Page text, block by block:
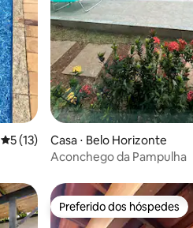
5 de uma avaliação média de 5, 13
5 (13)
Casa ⋅ Belo Horizonte
Aconchego da Pampulha
Preferido dos hóspedes
Preferido dos hóspedes